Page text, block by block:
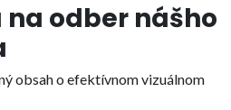
na odber nášho
obsah o efektívnom vizuálnom